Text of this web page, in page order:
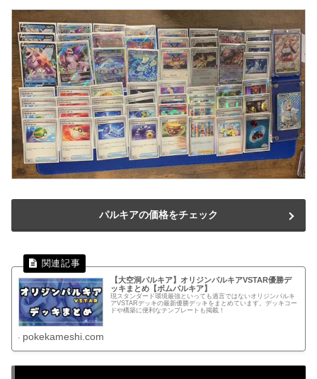
パルキアの価格をチェック
【大空洞パルキア】オリジンパルキアVSTAR優勝デ
ッキまとめ【ボムパルキア】
現スタンダード環境最強といっても過言ではないオリジンパルキ
アVSTARデッキの最新優勝デッキをまとめています。デッキコー
ドや構築に便利なテンプレートも掲載！
pokekameshi.com